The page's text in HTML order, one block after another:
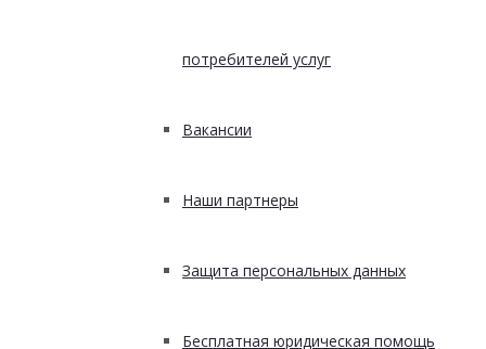
потребителей услуг
Вакансии
Наши партнеры
Защита персональных данных
Бесплатная юридическая помощь